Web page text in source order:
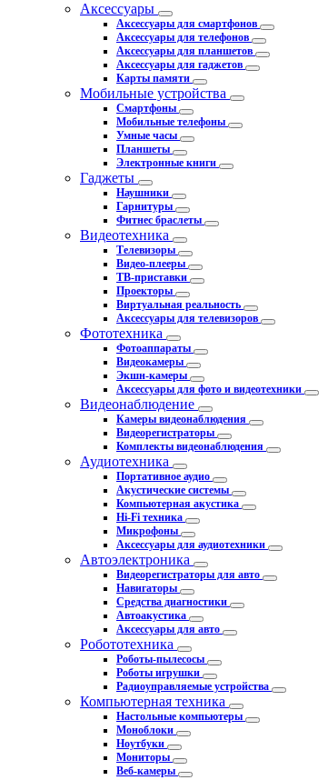
Аксессуары
Аксессуары для смартфонов
Аксессуары для телефонов
Аксессуары для планшетов
Аксессуары для гаджетов
Карты памяти
Мобильные устройства
Смартфоны
Мобильные телефоны
Умные часы
Планшеты
Электронные книги
Гаджеты
Наушники
Гарнитуры
Фитнес браслеты
Видеотехника
Телевизоры
Видео-плееры
ТВ-приставки
Проекторы
Виртуальная реальность
Аксессуары для телевизоров
Фототехника
Фотоаппараты
Видеокамеры
Экшн-камеры
Аксессуары для фото и видеотехники
Видеонаблюдение
Камеры видеонаблюдения
Видеорегистраторы
Комплекты видеонаблюдения
Аудиотехника
Портативное аудио
Акустические системы
Компьютерная акустика
Hi-Fi техника
Микрофоны
Аксессуары для аудиотехники
Автоэлектроника
Видеорегистраторы для авто
Навигаторы
Средства диагностики
Автоакустика
Аксессуары для авто
Робототехника
Роботы-пылесосы
Роботы игрушки
Радиоуправляемые устройства
Компьютерная техника
Настольные компьютеры
Моноблоки
Ноутбуки
Мониторы
Веб-камеры